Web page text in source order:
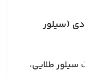
(سیلور
سیلور طلایی،